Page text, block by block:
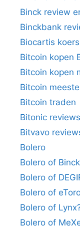
Binck review
Binckbank
Biocartis
Bitcoin kopen
Bitcoin kopen
Bitcoin
Bitcoin traden
Bitonic
Bitvavo
Bolero
Bolero of
Bolero of
Bolero of
Bolero of
Bolero of